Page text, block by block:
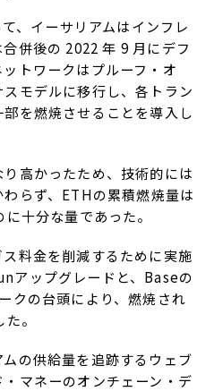
、イーサリアムはインフレ
併後の 2022 年 9 月にデフ
トワークはプルーフ・オ
モデルに移行し、各トラン
を燃焼させることを導入し
高かったため、技術的には
らず、ETHの累積燃焼量は
十分な量であった。
料金を削減するために実施
アップグレードと、Baseの
クの台頭により、燃焼され
。
の供給量を追跡するウェブ
マネーのオンチェーン・デ